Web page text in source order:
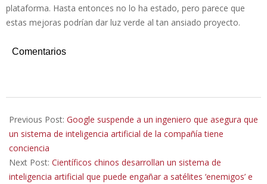
plataforma. Hasta entonces no lo ha estado, pero parece que
estas mejoras podrían dar luz verde al tan ansiado proyecto.
Comentarios
06-
14
Previous Post: Google suspende a un ingeniero que asegura que
un sistema de inteligencia artificial de la compañía tiene
conciencia
Next Post: Científicos chinos desarrollan un sistema de
inteligencia artificial que puede engañar a satélites ‘enemigos’ e